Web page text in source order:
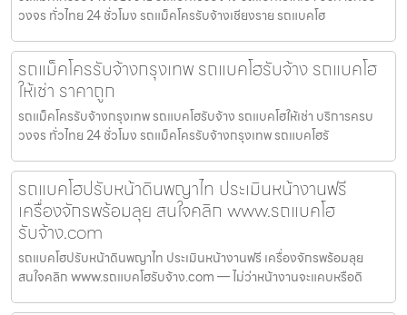
วงจร ทั่วไทย 24 ชั่วโมง รถแม็คโครรับจ้างเชียงราย รถแบคโฮ
รถแม็คโครรับจ้างกรุงเทพ รถแบคโฮรับจ้าง รถแบคโฮ
ให้เช่า ราคาถูก
รถแม็คโครรับจ้างกรุงเทพ รถแบคโฮรับจ้าง รถแบคโฮให้เช่า บริการครบ
วงจร ทั่วไทย 24 ชั่วโมง รถแม็คโครรับจ้างกรุงเทพ รถแบคโฮรั
รถแบคโฮปรับหน้าดินพญาไท ประเมินหน้างานฟรี
เครื่องจักรพร้อมลุย สนใจคลิก www.รถแบคโฮ
รับจ้าง.com
รถแบคโฮปรับหน้าดินพญาไท ประเมินหน้างานฟรี เครื่องจักรพร้อมลุย
สนใจคลิก www.รถแบคโฮรับจ้าง.com — ไม่ว่าหน้างานจะแคบหรือดิ